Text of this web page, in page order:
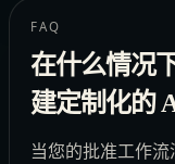
FAQ
在什么情况
建定制化的
当您的批准工作